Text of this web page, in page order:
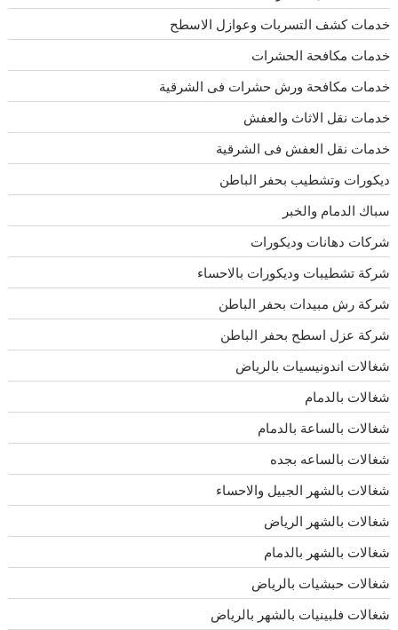
خدمات كشف التسربات وعوازل الاسطح
خدمات مكافحة الحشرات
خدمات مكافحة ورش حشرات فى الشرقية
خدمات نقل الاثاث والعفش
خدمات نقل العفش فى الشرقية
ديكورات وتشطيب بحفر الباطن
سباك الدمام والخبر
شركات دهانات وديكورات
شركة تشطيبات وديكورات بالاحساء
شركة رش مبيدات بحفر الباطن
شركة عزل اسطح بحفر الباطن
شغالات اندونيسيات بالرياض
شغالات بالدمام
شغالات بالساعة بالدمام
شغالات بالساعه بجده
شغالات بالشهر الجبيل والاحساء
شغالات بالشهر الرياض
شغالات بالشهر بالدمام
شغالات حبشيات بالرياض
شغالات فلبينيات بالشهر بالرياض